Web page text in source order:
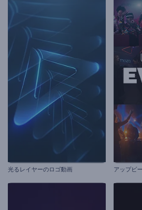
光るレイヤーのロゴ動画